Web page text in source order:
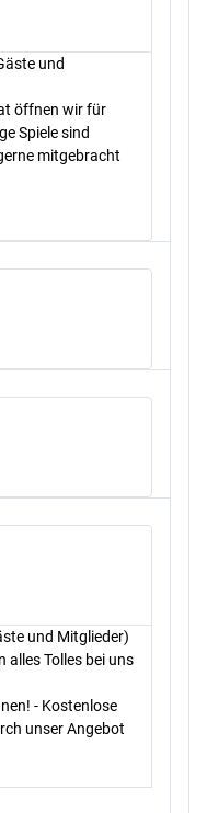
und
öffnen wir für
Spiele sind
mitgebracht
und Mitglieder)
alles Tolles bei uns
- Kostenlose
unser Angebot